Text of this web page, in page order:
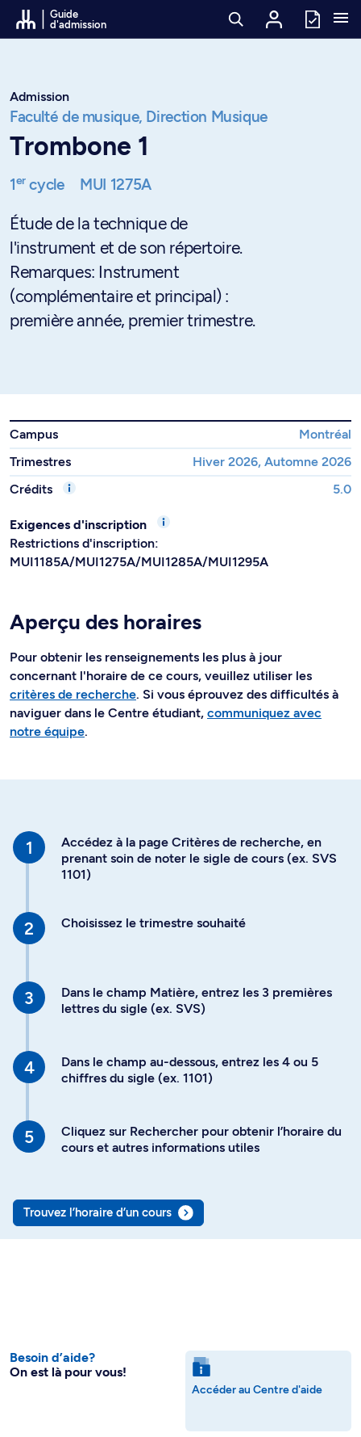
Passer au contenu
Guide
d'admission
Admission
Faculté de musique, Direction Musique
Trombone 1
1ercycle MUI 1275A
Étude de la technique de
l'instrument et de son répertoire.
Remarques: Instrument
(complémentaire et principal) :
première année, premier trimestre.
Campus
Montréal
Trimestres
Hiver 2026, Automne 2026
Crédits
5.0
Exigences d'inscription
Restrictions d'inscription:
MUI1185A/MUI1275A/MUI1285A/MUI1295A
Aperçu des horaires
Pour obtenir les renseignements les plus à jour
concernant l'horaire de ce cours, veuillez utiliser les
critères de recherche. Si vous éprouvez des difficultés à
naviguer dans le Centre étudiant, communiquez avec
notre équipe.
Accédez à la page Critères de recherche, en
prenant soin de noter le sigle de cours (ex. SVS
1101)
Choisissez le trimestre souhaité
Dans le champ Matière, entrez les 3 premières
lettres du sigle (ex. SVS)
Dans le champ au-dessous, entrez les 4 ou 5
chiffres du sigle (ex. 1101)
Cliquez sur Rechercher pour obtenir l’horaire du
cours et autres informations utiles
Trouvez l’horaire d’un cours
Besoin d’aide?
On est là pour vous!
Accéder au Centre d'aide